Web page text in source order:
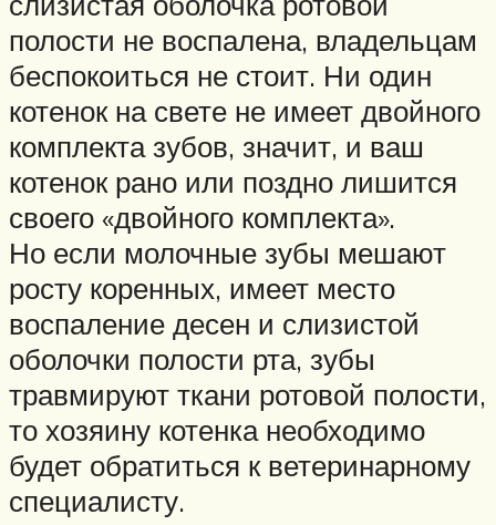
полости не воспалена, владельцам
беспокоиться не стоит. Ни один
котенок на свете не имеет двойного
комплекта зубов, значит, и ваш
котенок рано или поздно лишится
своего «двойного комплекта».
Но если молочные зубы мешают
росту коренных, имеет место
воспаление десен и слизистой
оболочки полости рта, зубы
травмируют ткани ротовой полости,
то хозяину котенка необходимо
будет обратиться к ветеринарному
специалисту.